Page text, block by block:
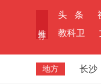
头 条
教科卫
地方 长沙